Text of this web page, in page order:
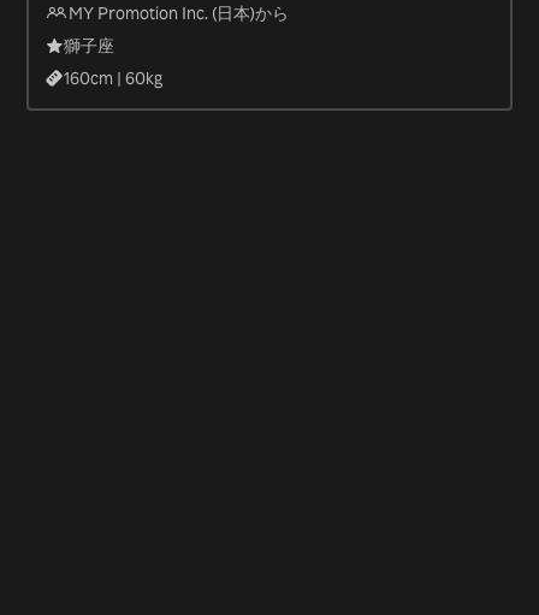
MY Promotion Inc. (日本)から
獅子座
160cm |60kg